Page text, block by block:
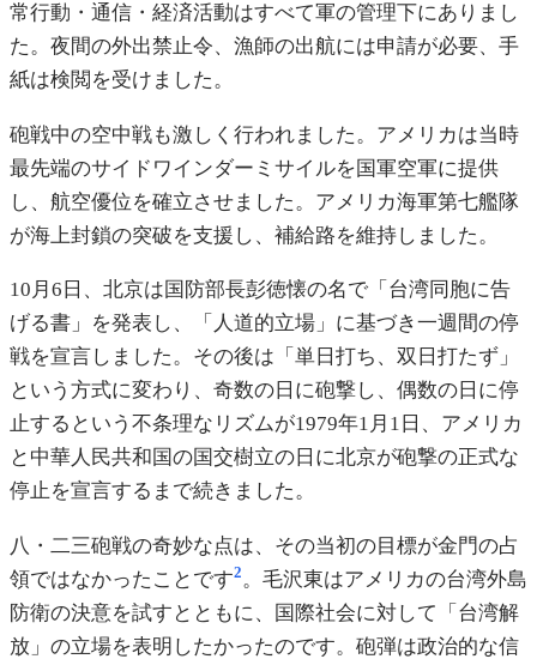
常行動・通信・経済活動はすべて軍の管理下にありまし
た。夜間の外出禁止令、漁師の出航には申請が必要、手
紙は検閲を受けました。
砲戦中の空中戦も激しく行われました。アメリカは当時
最先端のサイドワインダーミサイルを国軍空軍に提供
し、航空優位を確立させました。アメリカ海軍第七艦隊
が海上封鎖の突破を支援し、補給路を維持しました。
10月6日、北京は国防部長彭徳懐の名で「台湾同胞に告
げる書」を発表し、「人道的立場」に基づき一週間の停
戦を宣言しました。その後は「単日打ち、双日打たず」
という方式に変わり、奇数の日に砲撃し、偶数の日に停
止するという不条理なリズムが1979年1月1日、アメリカ
と中華人民共和国の国交樹立の日に北京が砲撃の正式な
停止を宣言するまで続きました。
八・二三砲戦の奇妙な点は、その当初の目標が金門の占
領ではなかったことです2。毛沢東はアメリカの台湾外島
防衛の決意を試すとともに、国際社会に対して「台湾解
放」の立場を表明したかったのです。砲弾は政治的な信